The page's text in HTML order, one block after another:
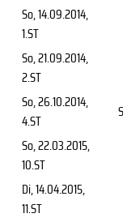
So, 14.09.2014,
1.ST
So, 21.09.2014,
2.ST
So, 26.10.2014,
4.ST
So, 22.03.2015,
10.ST
Di, 14.04.2015,
11.ST